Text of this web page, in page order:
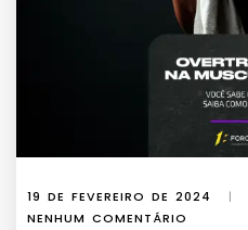
19 DE FEVEREIRO DE 2024 |
NENHUM COMENTÁRIO